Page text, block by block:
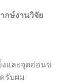
กษ์งานวิจัย
งและจุดอ่อนข
รับผม